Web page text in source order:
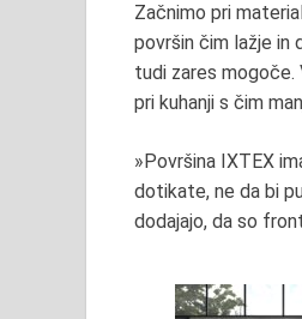
Začnimo pri
površin čim lažje in
tudi zares
pri kuhanji s čim
»Površina IXTEX
dotikate, ne da bi
dodajajo, da so